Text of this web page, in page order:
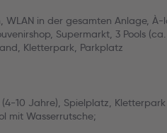
WLAN in der gesamten Anlage,
Supermarkt, 3 Pools
Kletterpark, Parkplatz
10 Jahre), Spielplatz,
mit Wasserrutsche;